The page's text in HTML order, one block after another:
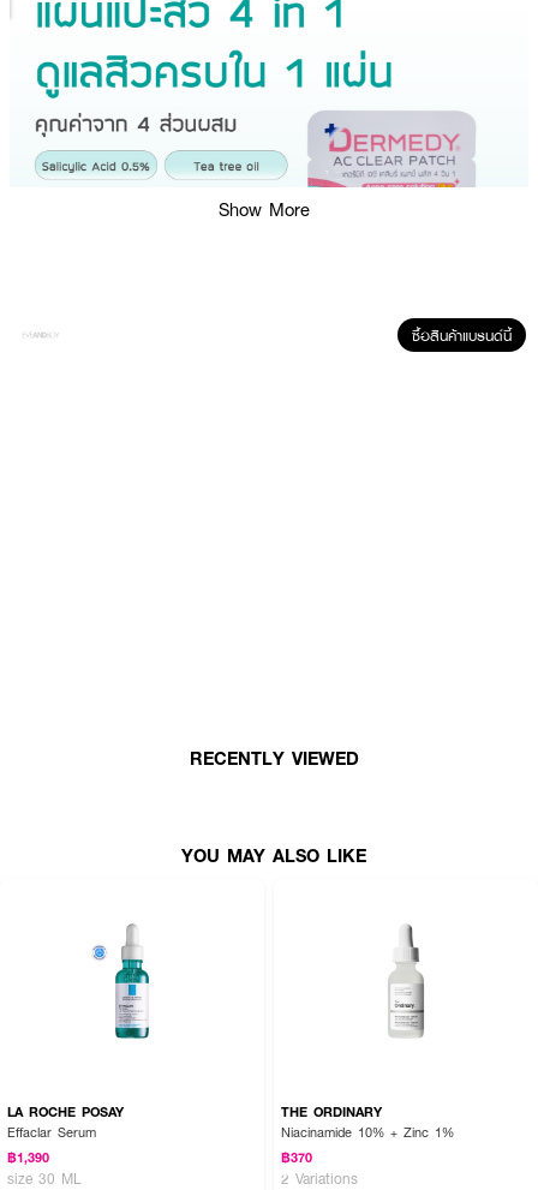
• ลอกแผ่นซับสิวออกครึ่งหนึ่ง
• กดเบาๆ 3–5 วินาที เพื่อให้แผ่นซับสิวแนบสนิท
Show More
ซื้อสินค้าแบรนด์นี้
RECENTLY VIEWED
YOU MAY ALSO LIKE
LA ROCHE POSAY
Effaclar Serum
฿1,390
size 30 ML
THE ORDINARY
Niacinamide 10% + Zinc 1%
฿370
2 Variations